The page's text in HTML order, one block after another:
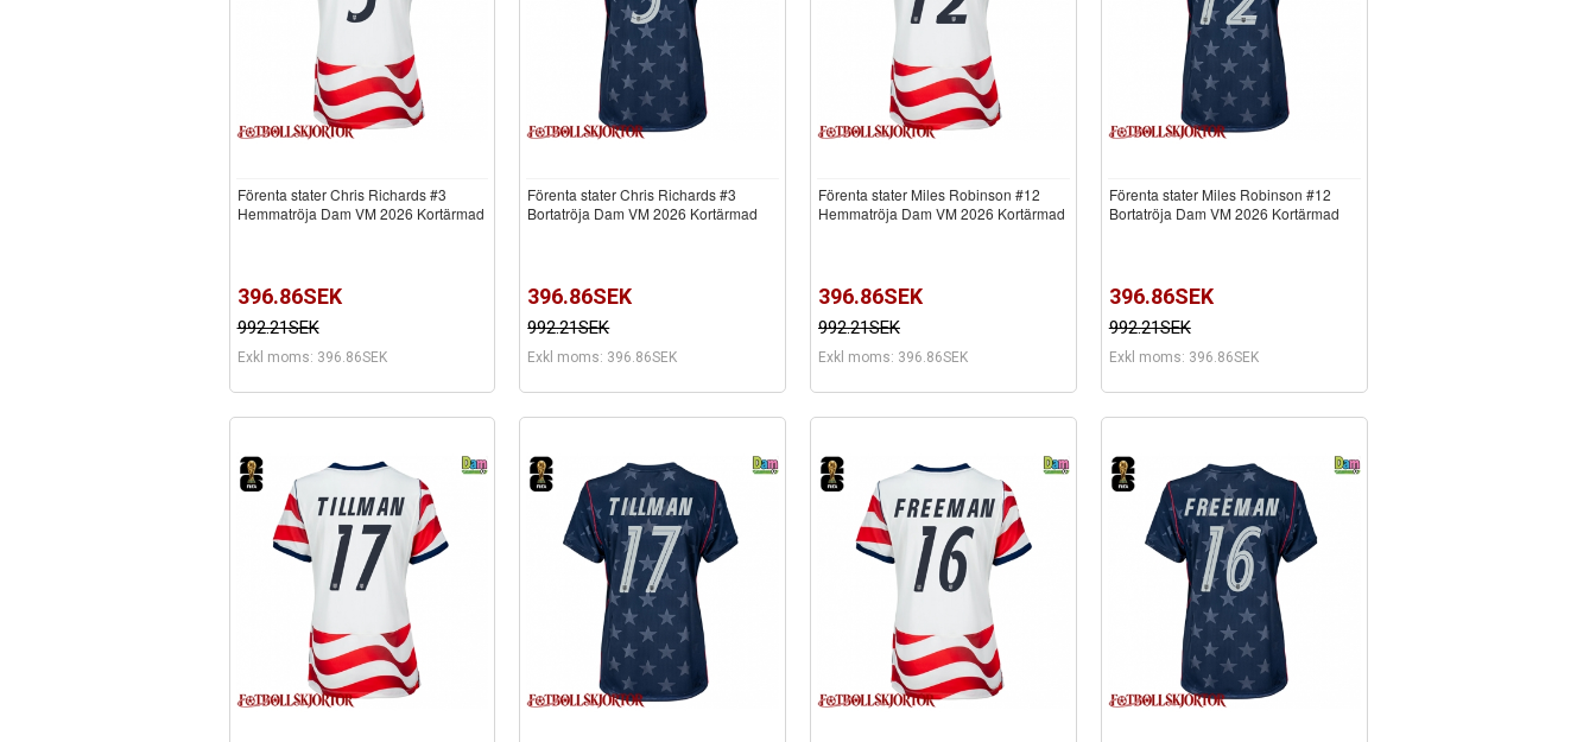
Förenta stater Chris Richards #3
Hemmatröja Dam VM 2026 Kortärmad
396.86SEK
992.21SEK
Exkl moms: 396.86SEK
Förenta stater Chris Richards #3
Bortatröja Dam VM 2026 Kortärmad
396.86SEK
992.21SEK
Exkl moms: 396.86SEK
Förenta stater Miles Robinson #12
Hemmatröja Dam VM 2026 Kortärmad
396.86SEK
992.21SEK
Exkl moms: 396.86SEK
Förenta stater Miles Robinson #12
Bortatröja Dam VM 2026 Kortärmad
396.86SEK
992.21SEK
Exkl moms: 396.86SEK